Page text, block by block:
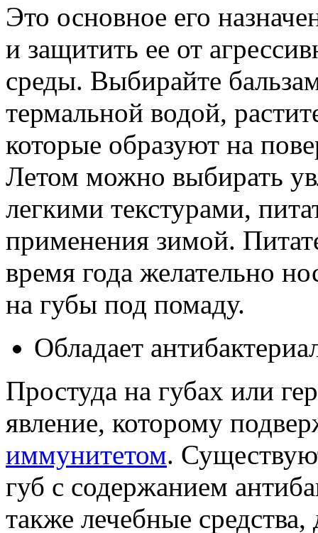
Это основное его
и защитить ее от
среды. Выбирайте
термальной водой,
которые образуют на
Летом можно выбирать
легкими текстурами,
применения зимой.
время года желательно
на губы под помаду.
Обладает
Простуда на губах или
явление, которому
иммунитетом.
губ с содержанием
также лечебные